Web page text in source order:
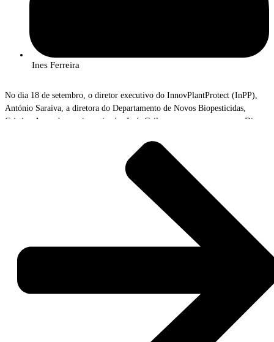
Ines Ferreira
No dia 18 de setembro, o diretor executivo do InnovPlantProtect (InPP),
António Saraiva, a diretora do Departamento de Novos Biopesticidas,
Cristina Azevedo, e o investigador Luís Grilo marcaram presença no Dia
Coordenação e Desenvolvimento Regional do Centro (
Unidade Experimental do Bico da Barca, em Montemor-o-Velho.
O evento destacou as mais recentes inovações do Polo de Inovação de
Coimbra, desde novas tecnologias aplicadas ao milho e ao arroz, até
estratégias de fertilização, proteção e uso de bioestimulantes nestas culturas-
A nossa equipa acompanhou ainda ensaios com biofungicidas, incluindo o
produto I21, desenvolvido com o nosso laboratório colaborativo, no
patenteado.
, Cristina Azevedo partilhou o
trabalho que temos vindo a desenvolver na área das biosoluções.